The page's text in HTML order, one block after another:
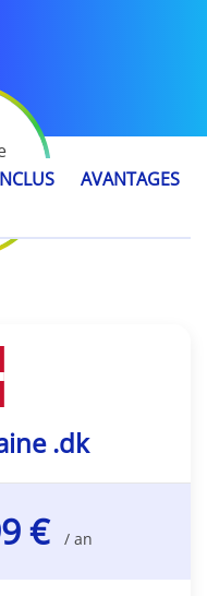
/ an
AVANTAGES
.dk
€ / an